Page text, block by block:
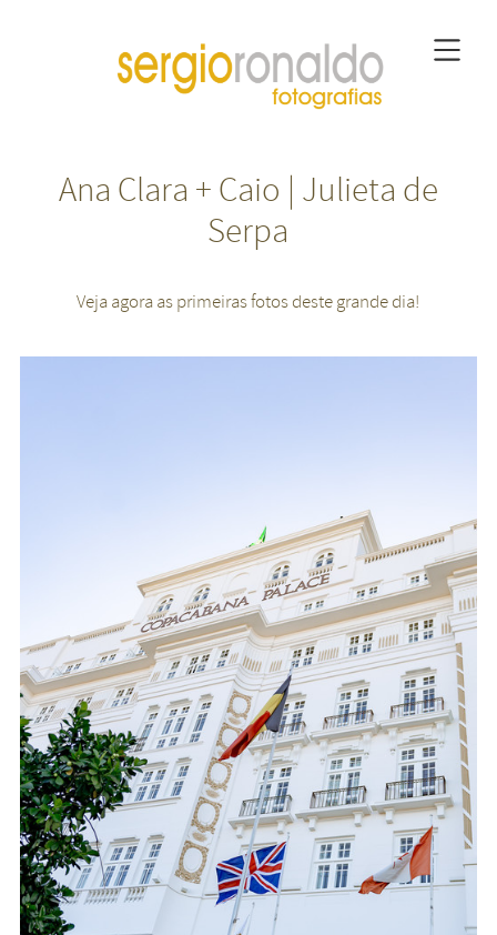
Ana Clara + Caio | Julieta de
Serpa
Veja agora as primeiras fotos deste grande dia!